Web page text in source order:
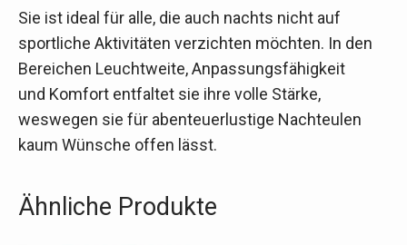
Sie ist ideal für alle, die auch nachts nicht auf
sportliche Aktivitäten verzichten möchten. In den
Bereichen Leuchtweite, Anpassungsfähigkeit
und Komfort entfaltet sie ihre volle Stärke,
weswegen sie für abenteuerlustige Nachteulen
kaum Wünsche offen lässt.
Ähnliche Produkte